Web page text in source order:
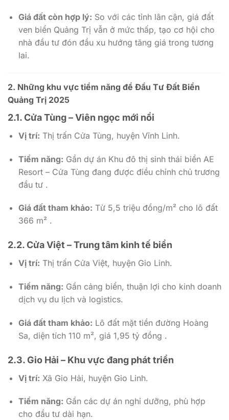
Giá đất còn hợp lý: So với các tỉnh lân cận, giá đất
ven biển Quảng Trị vẫn ở mức thấp, tạo cơ hội cho
nhà đầu tư đón đầu xu hướng tăng giá trong tương
lai.
2. Những khu vực tiềm năng để Đầu Tư Đất Biển
Quảng Trị 2025
2.1. Cửa Tùng – Viên ngọc mới nổi
Vị trí: Thị trấn Cửa Tùng, huyện Vĩnh Linh.
Tiềm năng: Gần dự án Khu đô thị sinh thái biển AE
Resort – Cửa Tùng đang được điều chỉnh chủ trương
đầu tư .
Giá đất tham khảo: Từ 5,5 triệu đồng/m² cho lô đất
366 m² .
2.2. Cửa Việt – Trung tâm kinh tế biển
Vị trí: Thị trấn Cửa Việt, huyện Gio Linh.
Tiềm năng: Gần cảng biển, thuận lợi cho kinh doanh
dịch vụ du lịch và logistics.
Giá đất tham khảo: Lô đất mặt tiền đường Hoàng
Sa, diện tích 110 m², giá 1,95 tỷ đồng .
2.3. Gio Hải – Khu vực đang phát triển
Vị trí: Xã Gio Hải, huyện Gio Linh.
Tiềm năng: Gần các dự án nghỉ dưỡng, phù hợp
cho đầu tư dài hạn.